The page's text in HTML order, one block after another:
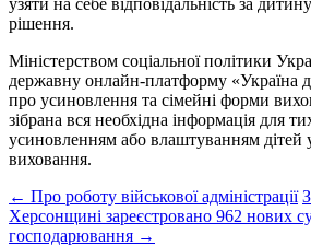
рішення.
Міністерством соціальної політики
державну онлайн-платформу «Україна
про усиновлення та сімейні форми
зібрана вся необхідна інформація для
усиновленням або влаштуванням дітей
виховання.
Post
navigation
← Про роботу військової адміністрації
Херсонщині зареєстровано 962 нових
господарювання →